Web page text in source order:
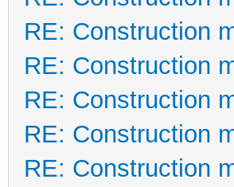
RE: Construction
RE: Construction
RE: Construction
RE: Construction
RE: Construction